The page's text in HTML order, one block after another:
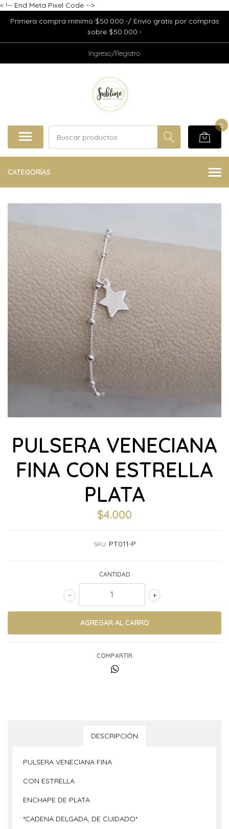
< !-- End Meta Pixel Code -->
Primera compra mínimo $50.000.-/ Envío gratis por compras
sobre $50.000.-
Ingreso/Registro
0
CATEGORÍAS
PULSERA VENECIANA
FINA CON ESTRELLA
PLATA
$4.000
SKU: PT011-P
CANTIDAD
+
-
COMPARTIR
DESCRIPCIÓN
PULSERA VENECIANA FINA
CON ESTRELLA
ENCHAPE DE PLATA
*CADENA DELGADA, DE CUIDADO*